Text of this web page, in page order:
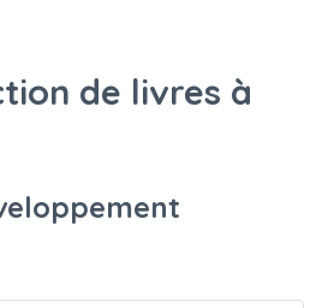
de livres à